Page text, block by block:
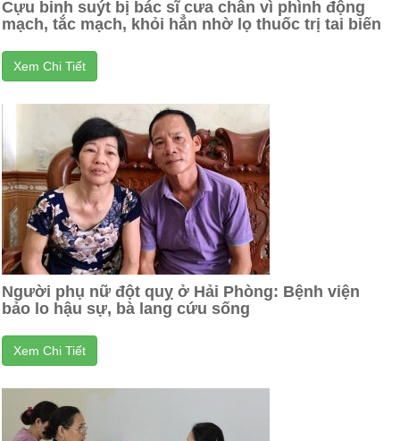
Cựu binh suýt bị bác sĩ cưa chân vì phình động
mạch, tắc mạch, khỏi hẳn nhờ lọ thuốc trị tai biến
Xem Chi Tiết
Người phụ nữ đột quỵ ở Hải Phòng: Bệnh viện
bảo lo hậu sự, bà lang cứu sống
Xem Chi Tiết